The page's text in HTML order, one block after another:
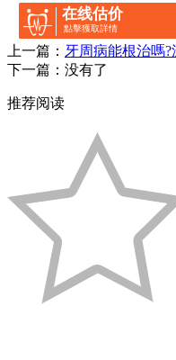
在线估价
點擊獲取詳情
上一篇： 牙周病能根治嗎
下一篇：没有了
推荐阅读